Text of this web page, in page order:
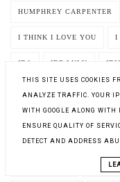
HUMPHREY CARPENTER
I THINK I LOVE YOU I
IDA IDĘ LULU
INSTYTUT LITERATURY
INTRYGA CHODZI W
IRENE
THIS SITE USES COOKIES
ANALYZE TRAFFIC. YOUR
WITH GOOGLE ALONG
ENSURE QUALITY OF
DETECT AND ADDRESS